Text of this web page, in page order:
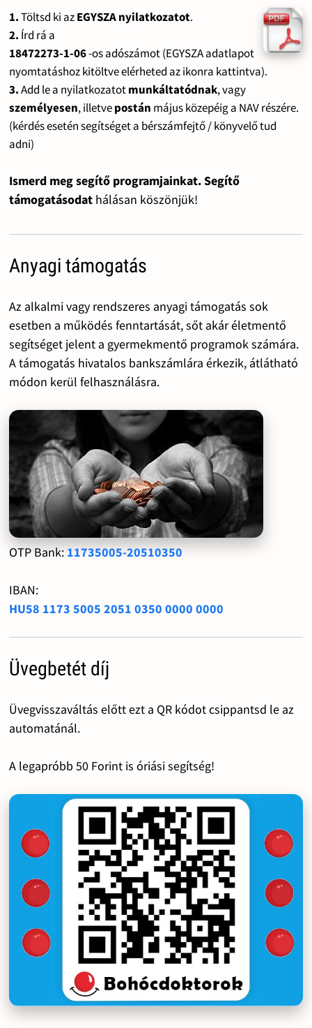
1.Töltsd ki azEGYSZA nyilatkozatot.
2. Írd rá a
18472273-1-06-os adószámot (EGYSZA adatlapot
nyomtatáshoz kitöltve elérheted az ikonra kattintva).
3.Add le a nyilatkozatotmunkáltatódnak, vagy
személyesen, illetvepostán május közepéig a NAV részére.
(kérdés esetén segítséget a bérszámfejtő / könyvelő tud
adni)
Ismerd meg segítő programjainkat. Segítő
támogatásodat hálásan köszönjük!
Anyagi támogatás
Az alkalmi vagy rendszeres anyagi támogatás sok
esetben a működés fenntartását, sőt akár életmentő
segítséget jelent a gyermekmentő programok számára.
A támogatás hivatalos bankszámlára érkezik, átlátható
módon kerül felhasználásra.
OTP Bank: 11735005-20510350
IBAN:
HU58 1173 5005 2051 0350 0000 0000
Üvegbetét díj
Üvegvisszaváltás előtt ezt a QR kódot csippantsd le az
automatánál.
A legapróbb 50 Forint is óriási segítség!